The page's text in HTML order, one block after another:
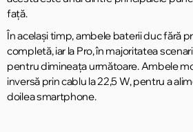
față.
În același timp, ambele baterii duc fără
completă, iar la Pro, în majoritatea
pentru dimineața următoare. Ambele
inversă prin cablu la 22,5 W, pentru a
doilea smartphone.